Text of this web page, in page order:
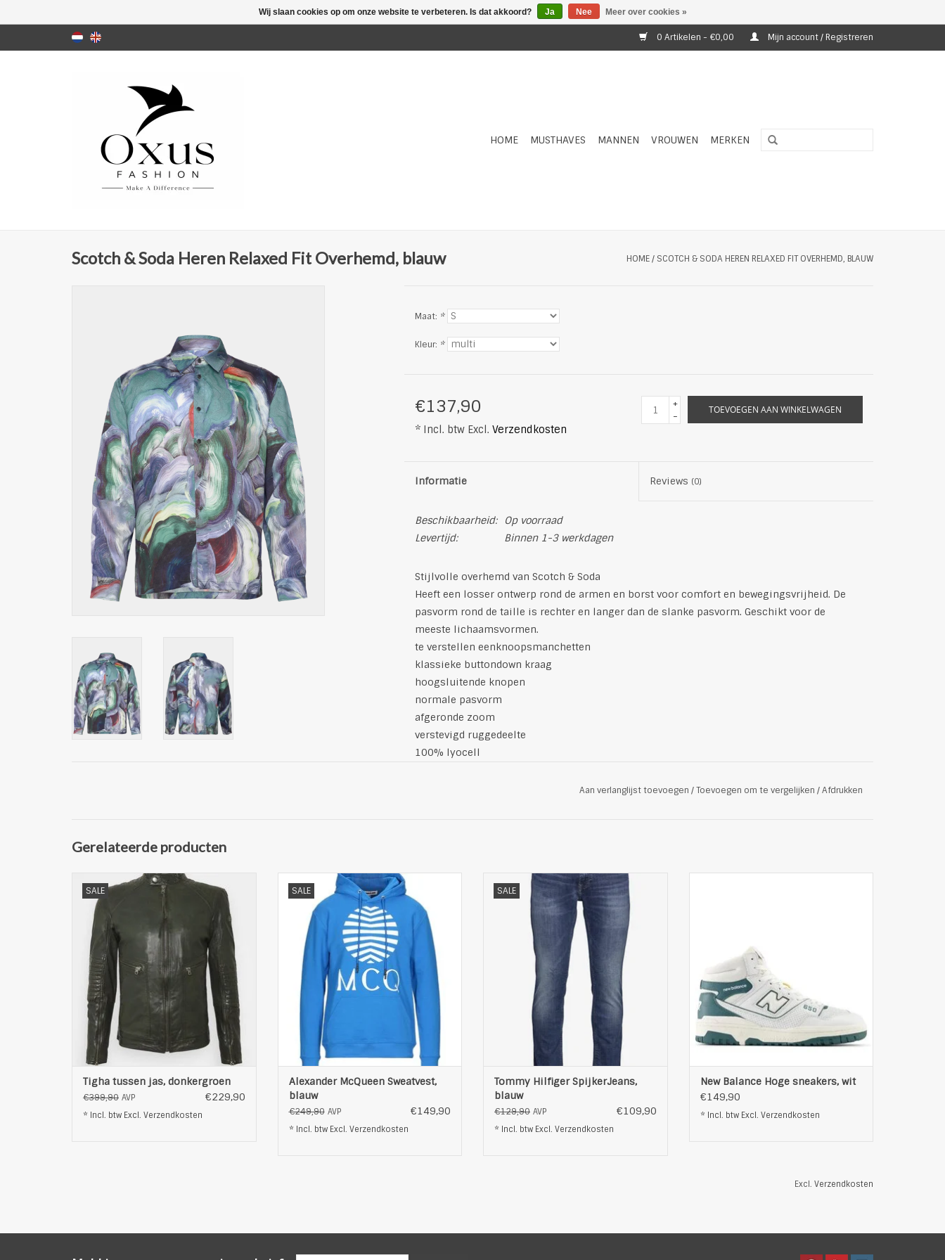
0 Artikelen - €0,00 Mijn account / Registreren
HOME MUSTHAVES MANNEN VROUWEN MERKEN
Scotch & Soda Heren Relaxed Fit Overhemd, blauw HOME/ SCOTCH & SODA HEREN RELAXED FIT OVERHEMD, BLAUW
Maat: *
Kleur: *
€137,90
* Incl. btw Excl. Verzendkosten
+
-
TOEVOEGEN AAN WINKELWAGEN
Informatie Reviews (0)
Beschikbaarheid:
Op voorraad
Levertijd:
Binnen 1-3 werkdagen
Stijlvolle overhemd van Scotch & Soda
Heeft een losser ontwerp rond de armen en borst voor comfort en bewegingsvrijheid. De
pasvorm rond de taille is rechter en langer dan de slanke pasvorm. Geschikt voor de
meeste lichaamsvormen.
te verstellen eenknoopsmanchetten
klassieke buttondown kraag
hoogsluitende knopen
normale pasvorm
afgeronde zoom
verstevigd ruggedeelte
100% lyocell
Aan verlanglijst toevoegen /Toevoegen om te vergelijken /Afdrukken
Gerelateerde producten
SALE
Mooie leren jas van tigha
normale pasvorm
hoogwaardig schapenleer
smalle staande kraag
hoogsluitende rits
met borstzakje
zijzakken met rits
elastische heupboord en manchetten
logopatch op de mouwen
logostiksel aan de hals
met praktische binnenza
TOEVOEGEN AAN WINKELWAGEN
Tigha tussen jas, donkergroen
€399,90 AVP €229,90
* Incl. btw Excl. Verzendkosten
SALE
Mooie sweatshirt van McQ Alexander
McQueen
comfortabele bandjes aan de rechte
heupboord en manchetten
opvallende print aan de voorkant
logostitching op borsthoogte
zachte sweatwear van katoen
100% katoen
donzig opgeruwde keerzijde
TOEVOEGEN AAN WINKELWAGEN
Alexander McQueen Sweatvest,
blauw
€249,90 AVP €149,90
* Incl. btw Excl. Verzendkosten
SALE
Mooie slim Fit Jeans van Tommy Jeans
99% katoen 1% elastane-spandex
pasvorm: slim fit
aangenaam denim met een mix van
katoen
licht vervaagde afwerking
logoborduursel op het muntzakje
5 pocket model met rits
Logo patch op de achterkant tailleband
TOEVOEGEN AAN WINKELWAGEN
Tommy Hilfiger SpijkerJeans,
blauw
€129,90 AVP €109,90
* Incl. btw Excl. Verzendkosten
Model: HIGH-TOP SNEAKERS
Materiaal: Leer en textiel
10 gaten vetersluiting
logostitching op de
TOEVOEGEN AAN WINKELWAGEN
New Balance Hoge sneakers, wit
€149,90
* Incl. btw Excl. Verzendkosten
Excl. Verzendkosten
Wij slaan cookies op om onze website te verbeteren. Is dat akkoord? Ja Nee Meer over cookies »